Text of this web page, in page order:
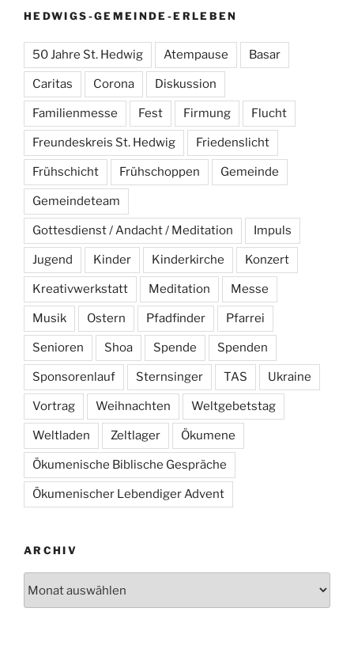
HEDWIGS-GEMEINDE-ERLEBEN
50 Jahre St. Hedwig Atempause Basar
Caritas Corona Diskussion
Familienmesse Fest Firmung Flucht
Freundeskreis St. Hedwig Friedenslicht
Frühschicht Frühschoppen Gemeinde
Gemeindeteam
Gottesdienst / Andacht / Meditation Impuls
Jugend Kinder Kinderkirche Konzert
Kreativwerkstatt Meditation Messe
Musik Ostern Pfadfinder Pfarrei
Senioren Shoa Spende Spenden
Sponsorenlauf Sternsinger TAS Ukraine
Vortrag Weihnachten Weltgebetstag
Weltladen Zeltlager Ökumene
Ökumenische Biblische Gespräche
Ökumenischer Lebendiger Advent
ARCHIV